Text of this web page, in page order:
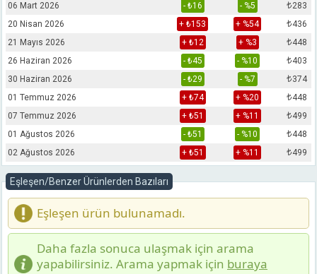
06 Mart 2026
- ₺16 - %5 ₺283
20 Nisan 2026
+ ₺153 + %54 ₺436
21 Mayıs 2026
+ ₺12 + %3 ₺448
26 Haziran 2026
- ₺45 - %10 ₺403
30 Haziran 2026
- ₺29 - %7 ₺374
01 Temmuz 2026
+ ₺74 + %20 ₺448
07 Temmuz 2026
+ ₺51 + %11 ₺499
01 Ağustos 2026
- ₺51 - %10 ₺448
02 Ağustos 2026
+ ₺51 + %11 ₺499
Eşleşen/Benzer Ürünlerden Bazıları
Eşleşen ürün bulunamadı.
Daha fazla sonuca ulaşmak için arama
yapabilirsiniz. Arama yapmak için buraya